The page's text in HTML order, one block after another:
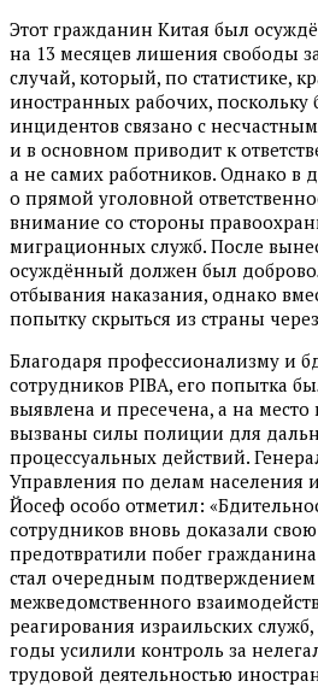
Этот гражданин Китая был
на 13 месяцев лишения свободы
случай, который, по статистике,
иностранных рабочих,
инцидентов связано с
и в основном приводит к
а не самих работников. Однако в
о прямой уголовной
внимание со стороны
миграционных служб. После
осуждённый должен был
отбывания наказания, однако
попытку скрыться из страны
Благодаря профессионализму и
сотрудников PIBA, его попытка
выявлена и пресечена, а на
вызваны силы полиции для
процессуальных действий.
Управления по делам населения
Йосеф особо отметил:
сотрудников вновь доказали
предотвратили побег гражданина
стал очередным
межведомственного
реагирования израильских
годы усилили контроль за
трудовой деятельностью